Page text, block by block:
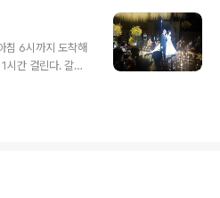
인하여 유일하게
는 빠지지 않는다는
을 간 것이다. 친구
다. 자신의 아파트
침 6시까지 도착해
시간 걸린다. 갈아
기로 했다. 불과 3
는 거의 12시가
날씨가 맑았으나